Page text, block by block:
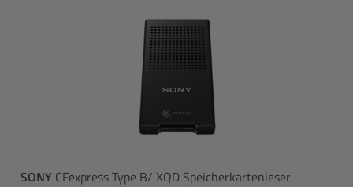
SONY CFexpress Type B/ XQD Speicherkartenleser